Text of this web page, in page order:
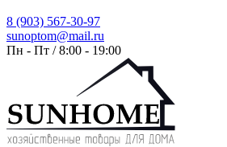
8 (903) 567-30-97
sunoptom@mail.ru
Пн - Пт / 8:00 - 19:00